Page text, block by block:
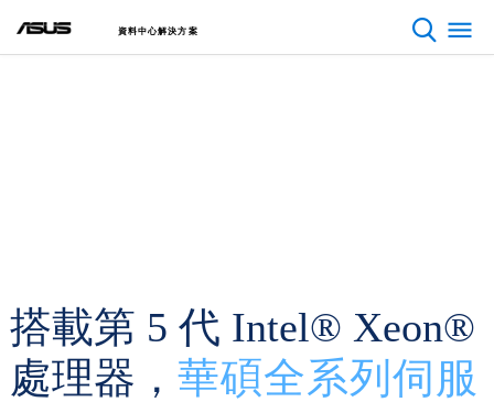
資料中心解決方案
搭載第 5 代 Intel® Xeon®
處理器， 華碩全系列伺服